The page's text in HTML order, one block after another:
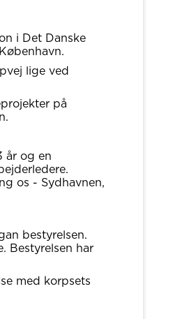
i Det Danske
lige ved
på
år og en
os - Sydhavnen,
bestyrelsen.
Bestyrelsen har
med korpsets